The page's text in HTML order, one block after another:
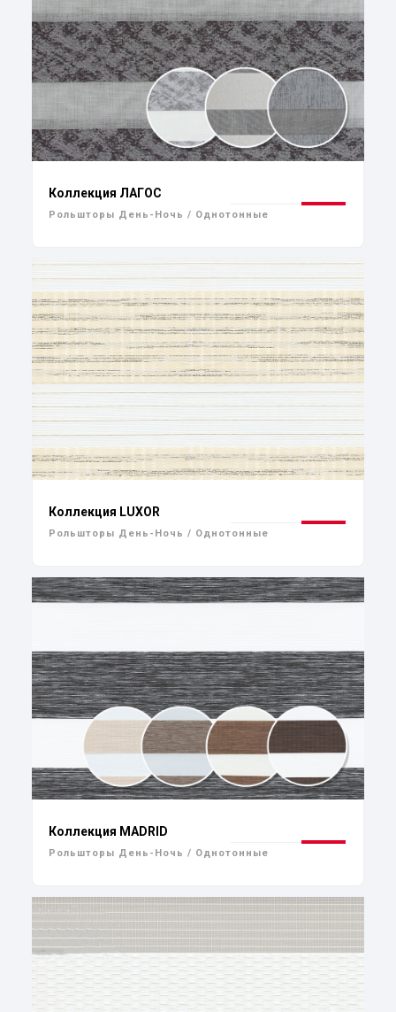
Коллекция ЛАГОС
Рольшторы День-Ночь / Однотонные
Коллекция LUXOR
Рольшторы День-Ночь / Однотонные
Коллекция MADRID
Рольшторы День-Ночь / Однотонные